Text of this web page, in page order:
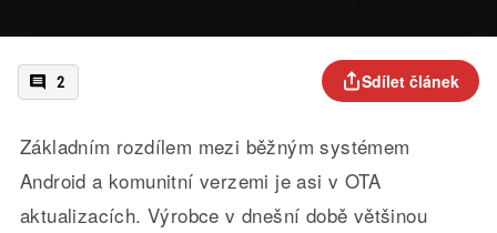
2 Sdílet článek
Základním rozdílem mezi běžným systémem
Android a komunitní verzemi je asi v OTA
aktualizacích. Výrobce v dnešní době většinou